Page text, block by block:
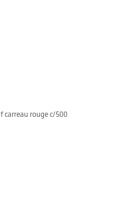
carreau rouge c/500